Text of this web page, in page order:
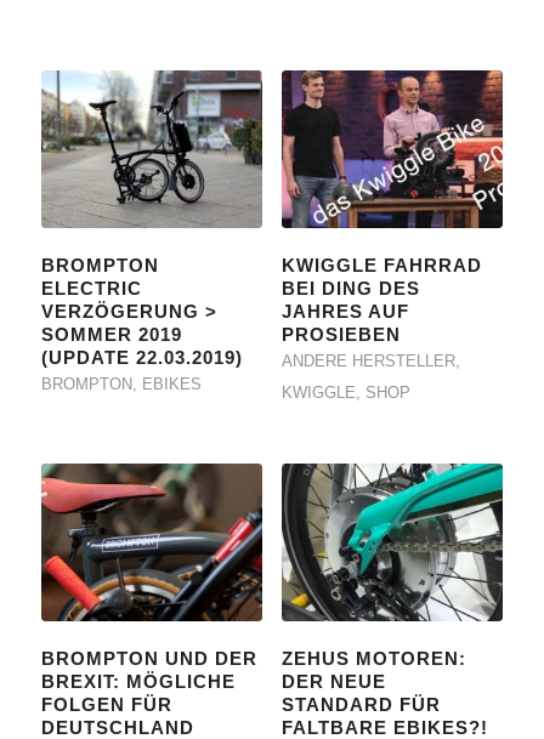
BROMPTON
ELECTRIC
VERZÖGERUNG >
SOMMER 2019
(UPDATE 22.03.2019)
BROMPTON, EBIKES
KWIGGLE FAHRRAD
BEI DING DES
JAHRES AUF
PROSIEBEN
ANDERE HERSTELLER,
KWIGGLE
SHOP
BROMPTON UND DER
BREXIT: MÖGLICHE
FOLGEN FÜR
DEUTSCHLAND
ZEHUS MOTOREN:
DER NEUE
STANDARD FÜR
FALTBARE EBIKES?!